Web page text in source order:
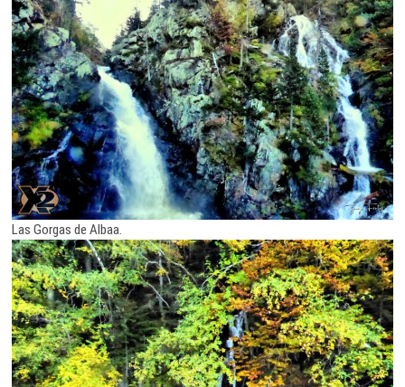
Las Gorgas de Albaa.